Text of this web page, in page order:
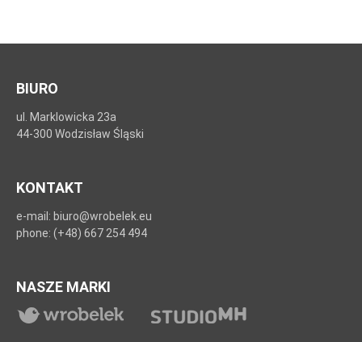
BIURO
ul. Marklowicka 23a
44-300 Wodzisław Śląski
KONTAKT
e-mail: biuro@wrobelek.eu
phone: (+48) 667 254 494
NASZE MARKI